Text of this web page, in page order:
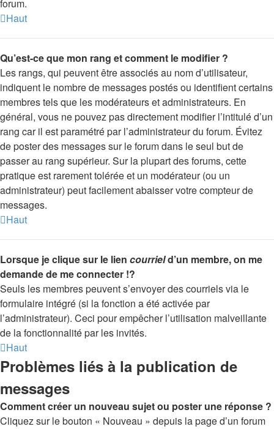
forum.
Haut
Qu’est-ce que mon rang et comment le modifier ?
Les rangs, qui peuvent être associés au nom d’utilisateur,
indiquent le nombre de messages postés ou identifient certains
membres tels que les modérateurs et administrateurs. En
général, vous ne pouvez pas directement modifier l’intitulé d’un
rang car il est paramétré par l’administrateur du forum. Évitez
de poster des messages sur le forum dans le seul but de
passer au rang supérieur. Sur la plupart des forums, cette
pratique est rarement tolérée et un modérateur (ou un
administrateur) peut facilement abaisser votre compteur de
messages.
Haut
Lorsque je clique sur le lien courrield’un membre, on me
demande de me connecter !?
Seuls les membres peuvent s’envoyer des courriels via le
formulaire intégré (si la fonction a été activée par
l’administrateur). Ceci pour empêcher l’utilisation malveillante
de la fonctionnalité par les invités.
Haut
Problèmes liés à la publication de
messages
Comment créer un nouveau sujet ou poster une réponse ?
Cliquez sur le bouton « Nouveau » depuis la page d’un forum